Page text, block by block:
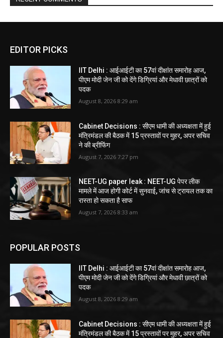
EDITOR PICKS
IIT Delhi : आईआईटी का 57वां दीक्षांत समारोह आज,
पीएम मोदी जेन जी को देंगे डिग्रियां और मेधावी छात्रों को
पदक
August 8, 2026 8:29 am
Cabinet Decisions : सीएम धामी की अध्यक्षता में हुई
मंत्रिमंडल की बैठक में 15 प्रस्तावों पर मुहर, अपर सचिव
ने की ब्रीफिंग
August 7, 2026 7:27 pm
NEET-UG paper leak : NEET-UG पेपर लीक
मामले में आज होगी कोर्ट में सुनवाई, जांच से ट्रायल तक का
रास्ता हो सकता है साफ
August 7, 2026 8:33 am
POPULAR POSTS
IIT Delhi : आईआईटी का 57वां दीक्षांत समारोह आज,
पीएम मोदी जेन जी को देंगे डिग्रियां और मेधावी छात्रों को
पदक
August 8, 2026 8:29 am
Cabinet Decisions : सीएम धामी की अध्यक्षता में हुई
मंत्रिमंडल की बैठक में 15 प्रस्तावों पर मुहर, अपर सचिव